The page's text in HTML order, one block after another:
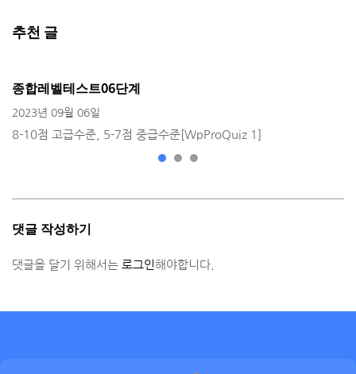
추천 글
종합레벨테스트06단계
2023년 09월 06일
8-10점 고급수준, 5-7점 중급수준[WpProQuiz 1]
댓글 작성하기
댓글을 달기 위해서는 로그인해야합니다.